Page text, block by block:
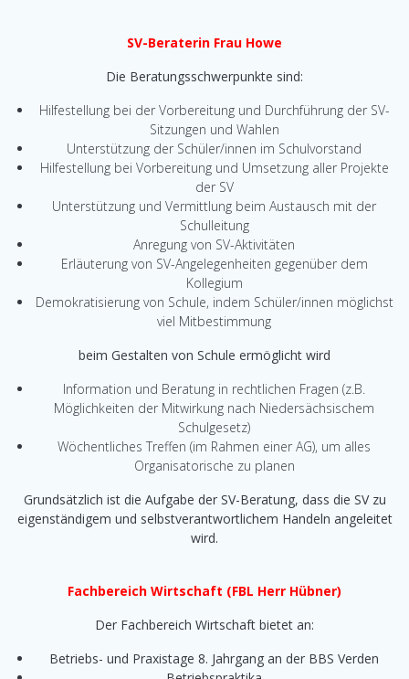
SV-Beraterin Frau Howe
Die Beratungsschwerpunkte sind:
Hilfestellung bei der Vorbereitung und Durchführung der SV-
Sitzungen und Wahlen
Unterstützung der Schüler/innen im Schulvorstand
Hilfestellung bei Vorbereitung und Umsetzung aller Projekte
der SV
Unterstützung und Vermittlung beim Austausch mit der
Schulleitung
Anregung von SV-Aktivitäten
Erläuterung von SV-Angelegenheiten gegenüber dem
Kollegium
Demokratisierung von Schule, indem Schüler/innen möglichst
viel Mitbestimmung
beim Gestalten von Schule ermöglicht wird
Information und Beratung in rechtlichen Fragen (z.B.
Möglichkeiten der Mitwirkung nach Niedersächsischem
Schulgesetz)
Wöchentliches Treffen (im Rahmen einer AG), um alles
Organisatorische zu planen
Grundsätzlich ist die Aufgabe der SV-Beratung, dass die SV zu
eigenständigem und selbstverantwortlichem Handeln angeleitet
wird.
Fachbereich Wirtschaft (FBL Herr Hübner)
Der Fachbereich Wirtschaft bietet an:
Betriebs- und Praxistage 8. Jahrgang an der BBS Verden